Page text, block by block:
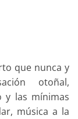
que nunca y
otoñal,
y las mínimas
música a la